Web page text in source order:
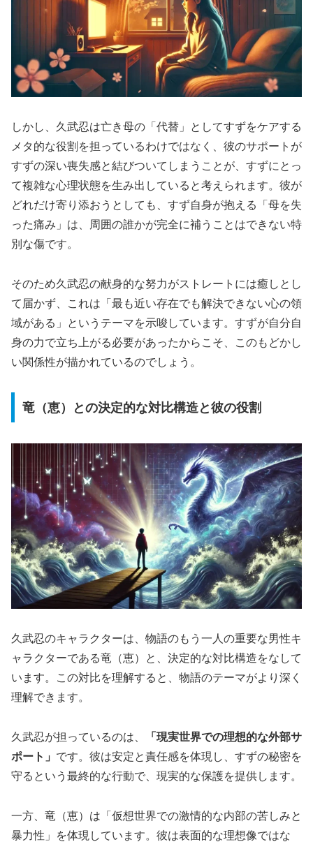
しかし、久武忍は亡き母の「代替」としてすずをケアする
メタ的な役割を担っているわけではなく、彼のサポートが
すずの深い喪失感と結びついてしまうことが、すずにとっ
て複雑な心理状態を生み出していると考えられます。彼が
どれだけ寄り添おうとしても、すず自身が抱える「母を失
った痛み」は、周囲の誰かが完全に補うことはできない特
別な傷です。
そのため久武忍の献身的な努力がストレートには癒しとし
て届かず、これは「最も近い存在でも解決できない心の領
域がある」というテーマを示唆しています。すずが自分自
身の力で立ち上がる必要があったからこそ、このもどかし
い関係性が描かれているのでしょう。
竜（恵）との決定的な対比構造と彼の役割
久武忍のキャラクターは、物語のもう一人の重要な男性キ
ャラクターである竜（恵）と、決定的な対比構造をなして
います。この対比を理解すると、物語のテーマがより深く
理解できます。
久武忍が担っているのは、
「現実世界での理想的な外部サ
ポート」 です。彼は安定と責任感を体現し、すずの秘密を
守るという最終的な行動で、現実的な保護を提供します。
一方、竜（恵）は「仮想世界での激情的な内部の苦しみと
暴力性」を体現しています。彼は表面的な理想像ではな